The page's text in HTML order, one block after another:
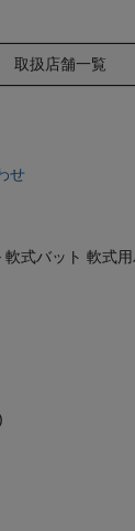
取扱店舗一覧
せ
式バット 軟式